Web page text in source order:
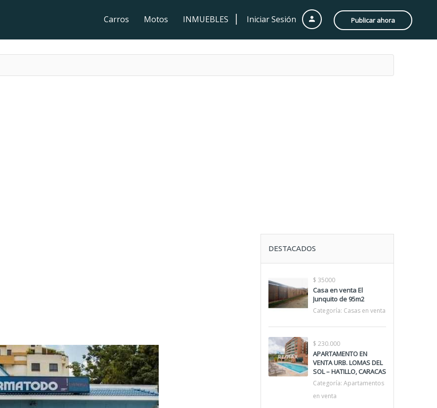
Iniciar Sesión Publicar ahora
Carros Motos INMUEBLES
DESTACADOS
$ 35000
Casa en venta El
Junquito de 95m2
Categoría: Casas en venta
$ 230.000
APARTAMENTO EN
VENTA URB. LOMAS DEL
SOL – HATILLO, CARACAS
Categoría: Apartamentos
en venta